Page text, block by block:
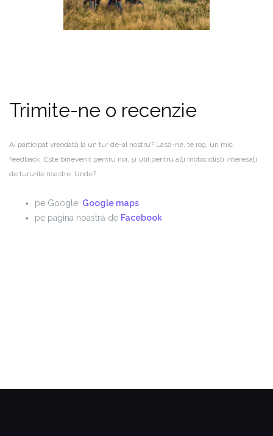
Trimite-ne o recenzie
Ai participat vreodată la un tur de-al nostru? Lasă-ne, te rog, un mic
feedback. Este binevenit pentru noi, și util pentru alți motocicliști interesați
de tururile noastre. Unde?
pe Google: Google maps
pe pagina noastră de Facebook